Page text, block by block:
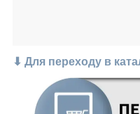
⬇ Для переходу в